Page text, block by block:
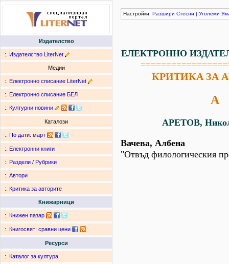
Издателство
:. Издателство LiterNet
Медии
:. Електронно списание LiterNet
:. Електронно списание БЕЛ
:. Културни новини
Каталози
:. По дати: март
:. Електронни книги
:. Раздели / Рубрики
:. Автори
:. Критика за авторите
Книжарници
:. Книжен пазар
:. Книгосвят: сравни цени
Ресурси
:. Каталог за култура
Настройки: Разшири Стесни | Уголеми
ЕЛЕКТРОННО
КРИТИКА ЗА
А
АРЕТОВ,
Вачева, Албена
"Отвъд филологическия